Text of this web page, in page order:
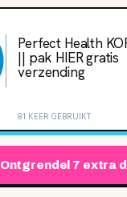
Perfect Health
|| pak HIER gratis
verzending
81 KEER GEBRUIKT
Ontgrendel 7 extra